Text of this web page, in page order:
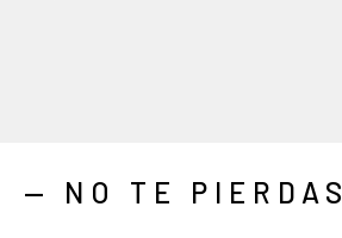
— NO TE PIERDAS